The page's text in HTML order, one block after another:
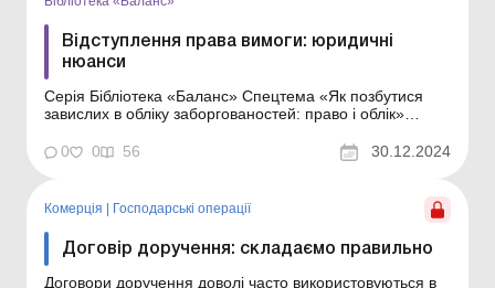
Відступлення права вимоги: юридичні
нюанси
Серія Бібліотека «Баланс» Спецтема «Як позбутися
завислих в обліку заборгованостей: право і облік»
договірних відносинах. Із цією метою можна укласти
договір про відступлення права вимоги. При цьому
0 0 56 30.12.2024
Комерція Господарські операції
Договір доручення: складаємо правильно
Договори доручення доволі часто використовуються в